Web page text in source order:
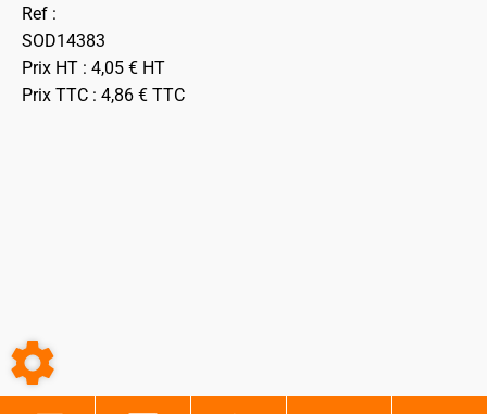
Ref :
SOD14383
Prix HT : 4,05 € HT
Prix TTC : 4,86 € TTC